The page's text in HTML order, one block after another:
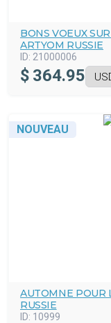
BONS VOEUX
ARTYOM RUSSIE
ID: 21000006
$ 364.95
NOUVEAU
AUTOMNE POUR
RUSSIE
ID: 10999